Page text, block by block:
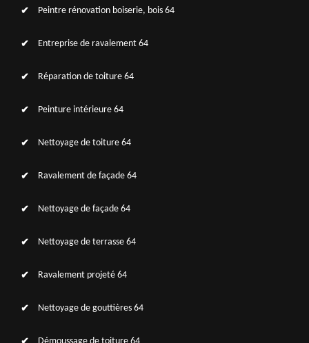
Peintre rénovation boiserie, bois 64
Entreprise de ravalement 64
Réparation de toiture 64
Peinture intérieure 64
Nettoyage de toiture 64
Ravalement de façade 64
Nettoyage de façade 64
Nettoyage de terrasse 64
Ravalement projeté 64
Nettoyage de gouttières 64